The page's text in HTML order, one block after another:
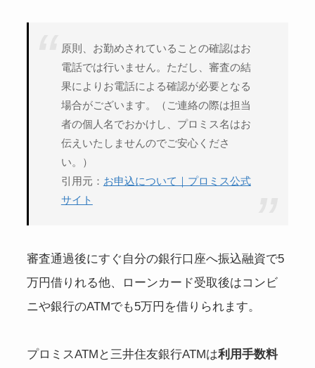
原則、お勤めされていることの確認はお
電話では行いません。ただし、審査の結
果によりお電話による確認が必要となる
場合がございます。（ご連絡の際は担当
者の個人名でおかけし、プロミス名はお
伝えいたしませんのでご安心くださ
い。）
引用元： お申込について｜プロミス公式
サイト
審査通過後にすぐ自分の銀行口座へ振込融資で5
万円借りれる他、ローンカード受取後はコンビ
ニや銀行のATMでも5万円を借りられます。
プロミスATMと三井住友銀行ATMは利用手数料